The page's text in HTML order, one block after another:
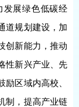
发展绿色低碳经
道规划建设，加
创新能力，推动
性新兴产业、先
区域内高校、
制，提高产业链